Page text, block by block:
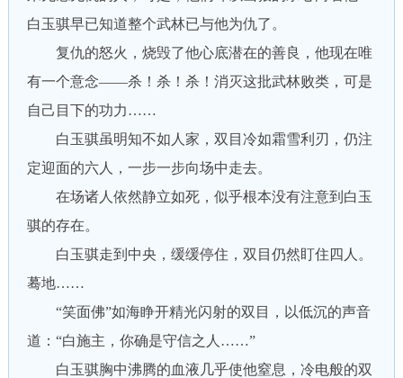
白玉骐早已知道整个武林已与他为仇了。
复仇的怒火，烧毁了他心底潜在的善良，他现在唯
有一个意念——杀！杀！杀！消灭这批武林败类，可是
自己目下的功力……
白玉骐虽明知不如人家，双目冷如霜雪利刃，仍注
定迎面的六人，一步一步向场中走去。
在场诸人依然静立如死，似乎根本没有注意到白玉
骐的存在。
白玉骐走到中央，缓缓停住，双目仍然盯住四人。
蓦地……
“笑面佛”如海睁开精光闪射的双目，以低沉的声音
道：“白施主，你确是守信之人……”
白玉骐胸中沸腾的血液几乎使他窒息，冷电般的双